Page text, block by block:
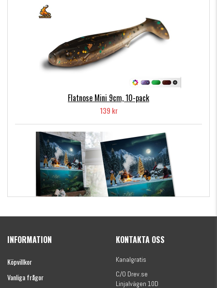
Flatnose Mini 9cm, 10-pack
139 kr
(julkalender)
INFORMATION
Köpvillkor
Vanliga frågor
KONTAKTA OSS
Kanalgratis
C/O Drev.se
Linjalvägen 10D